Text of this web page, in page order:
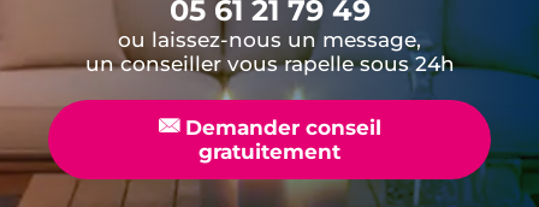
05 61 21 79 49
ou laissez-nous un message,
un conseiller vous rapelle sous 24h
📧Demander conseil
gratuitement